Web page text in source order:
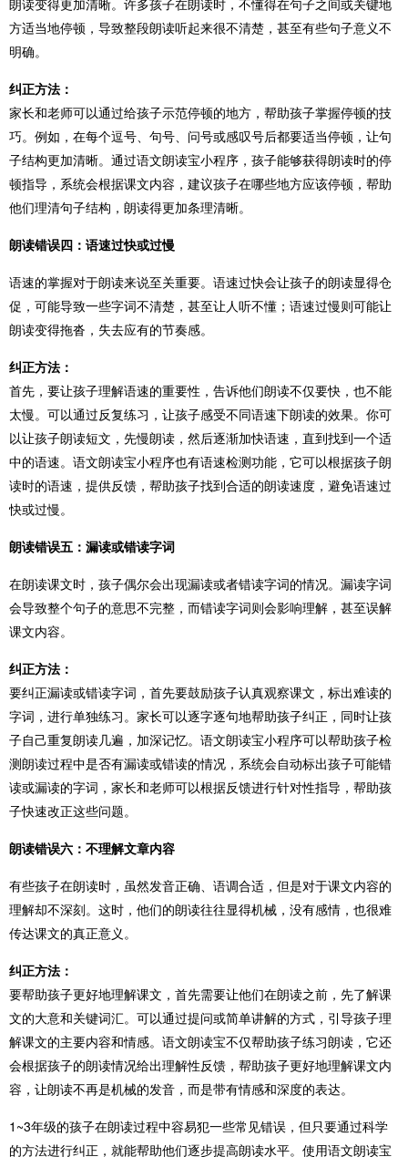
方适当地停顿，导致整段朗读听起来很不清楚，甚至有些句子意义不
明确。
纠正方法：
家长和老师可以通过给孩子示范停顿的地方，帮助孩子掌握停顿的技
巧。例如，在每个逗号、句号、问号或感叹号后都要适当停顿，让句
子结构更加清晰。通过语文朗读宝小程序，孩子能够获得朗读时的停
顿指导，系统会根据课文内容，建议孩子在哪些地方应该停顿，帮助
他们理清句子结构，朗读得更加条理清晰。
朗读错误四：语速过快或过慢
语速的掌握对于朗读来说至关重要。语速过快会让孩子的朗读显得仓
促，可能导致一些字词不清楚，甚至让人听不懂；语速过慢则可能让
朗读变得拖沓，失去应有的节奏感。
纠正方法：
首先，要让孩子理解语速的重要性，告诉他们朗读不仅要快，也不能
太慢。可以通过反复练习，让孩子感受不同语速下朗读的效果。你可
以让孩子朗读短文，先慢朗读，然后逐渐加快语速，直到找到一个适
中的语速。语文朗读宝小程序也有语速检测功能，它可以根据孩子朗
读时的语速，提供反馈，帮助孩子找到合适的朗读速度，避免语速过
快或过慢。
朗读错误五：漏读或错读字词
在朗读课文时，孩子偶尔会出现漏读或者错读字词的情况。漏读字词
会导致整个句子的意思不完整，而错读字词则会影响理解，甚至误解
课文内容。
纠正方法：
要纠正漏读或错读字词，首先要鼓励孩子认真观察课文，标出难读的
字词，进行单独练习。家长可以逐字逐句地帮助孩子纠正，同时让孩
子自己重复朗读几遍，加深记忆。语文朗读宝小程序可以帮助孩子检
测朗读过程中是否有漏读或错读的情况，系统会自动标出孩子可能错
读或漏读的字词，家长和老师可以根据反馈进行针对性指导，帮助孩
子快速改正这些问题。
朗读错误六：不理解文章内容
有些孩子在朗读时，虽然发音正确、语调合适，但是对于课文内容的
理解却不深刻。这时，他们的朗读往往显得机械，没有感情，也很难
传达课文的真正意义。
纠正方法：
要帮助孩子更好地理解课文，首先需要让他们在朗读之前，先了解课
文的大意和关键词汇。可以通过提问或简单讲解的方式，引导孩子理
解课文的主要内容和情感。语文朗读宝不仅帮助孩子练习朗读，它还
会根据孩子的朗读情况给出理解性反馈，帮助孩子更好地理解课文内
容，让朗读不再是机械的发音，而是带有情感和深度的表达。
1~3年级的孩子在朗读过程中容易犯一些常见错误，但只要通过科学
的方法进行纠正，就能帮助他们逐步提高朗读水平。使用语文朗读宝